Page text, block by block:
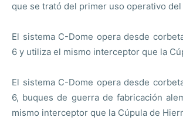
que se trató del primer uso operativo
El sistema C-Dome opera desde
6 y utiliza el mismo interceptor que la
El sistema C-Dome opera desde
6, buques de guerra de fabricación
mismo interceptor que la Cúpula de